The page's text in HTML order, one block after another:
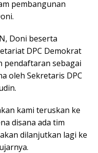
pembangunan
Doni beserta
DPC Demokrat
pendaftaran sebagai
oleh Sekretaris DPC
kami teruskan ke
disana ada tim
dilanjutkan lagi ke